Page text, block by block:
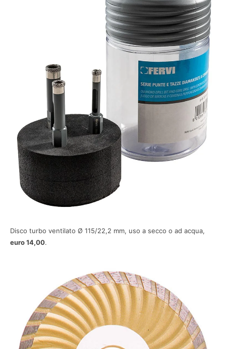
Disco turbo ventilato Ø 115/22,2 mm, uso a secco o ad acqua,
euro 14,00.